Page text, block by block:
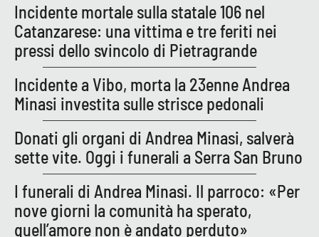
Lactv.it
Laconair.it
Lacitymag.it
Lacapitalenews.it
Ilreggino.it
Cosenzachannel.it
Incidente mortale sulla statale 106 nel
Catanzarese: una vittima e tre feriti nei
pressi dello svincolo di Pietragrande
Incidente a Vibo, morta la 23enne Andrea
Minasi investita sulle strisce pedonali
Donati gli organi di Andrea Minasi, salverà
sette vite. Oggi i funerali a Serra San Bruno
I funerali di Andrea Minasi. Il parroco: «Per
nove giorni la comunità ha sperato,
quell’amore non è andato perduto»